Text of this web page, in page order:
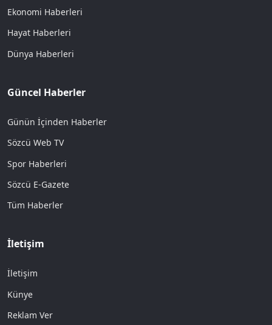
Ekonomi Haberleri
Hayat Haberleri
Dünya Haberleri
Güncel Haberler
Günün İçinden Haberler
Sözcü Web TV
Spor Haberleri
Sözcü E-Gazete
Tüm Haberler
İletişim
İletişim
Künye
Reklam Ver